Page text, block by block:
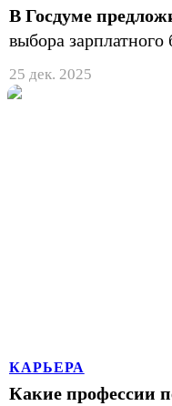
В Госдуме
выбора зарплатного
25 дек. 2025
КАРЬЕРА
Какие профессии